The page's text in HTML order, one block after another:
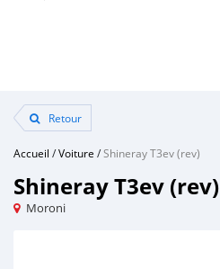
Retour
Accueil /Voiture /Shineray T3ev (rev)
Shineray T3ev (rev)
Moroni